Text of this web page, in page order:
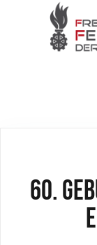
60.